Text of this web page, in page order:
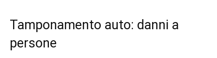
Tamponamento auto: danni a
persone